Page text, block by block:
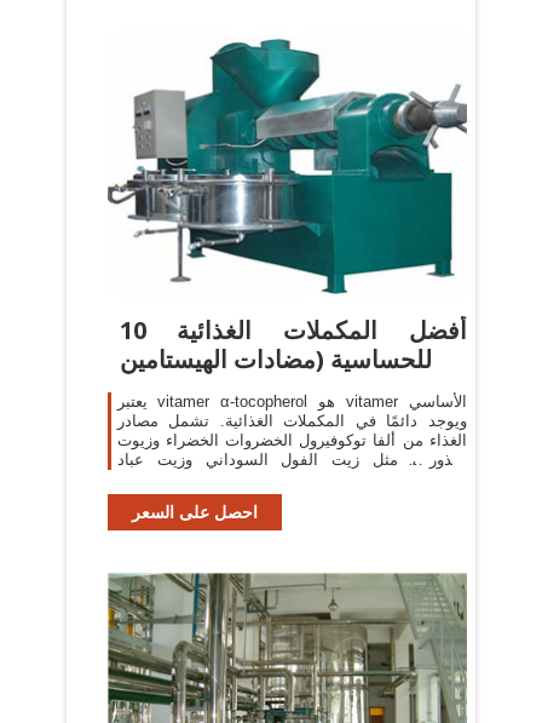
10 أفضل المكملات الغذائية
للحساسية (مضادات الهيستامين
يعتبر vitamer α-tocopherol هو vitamer الأساسي
ويوجد دائمًا في المكملات الغذائية. تشمل مصادر
الغذاء من ألفا توكوفيرول الخضروات الخضراء وزيوت
البذور ، مثل زيت الفول السوداني وزيت عباد
احصل على السعر